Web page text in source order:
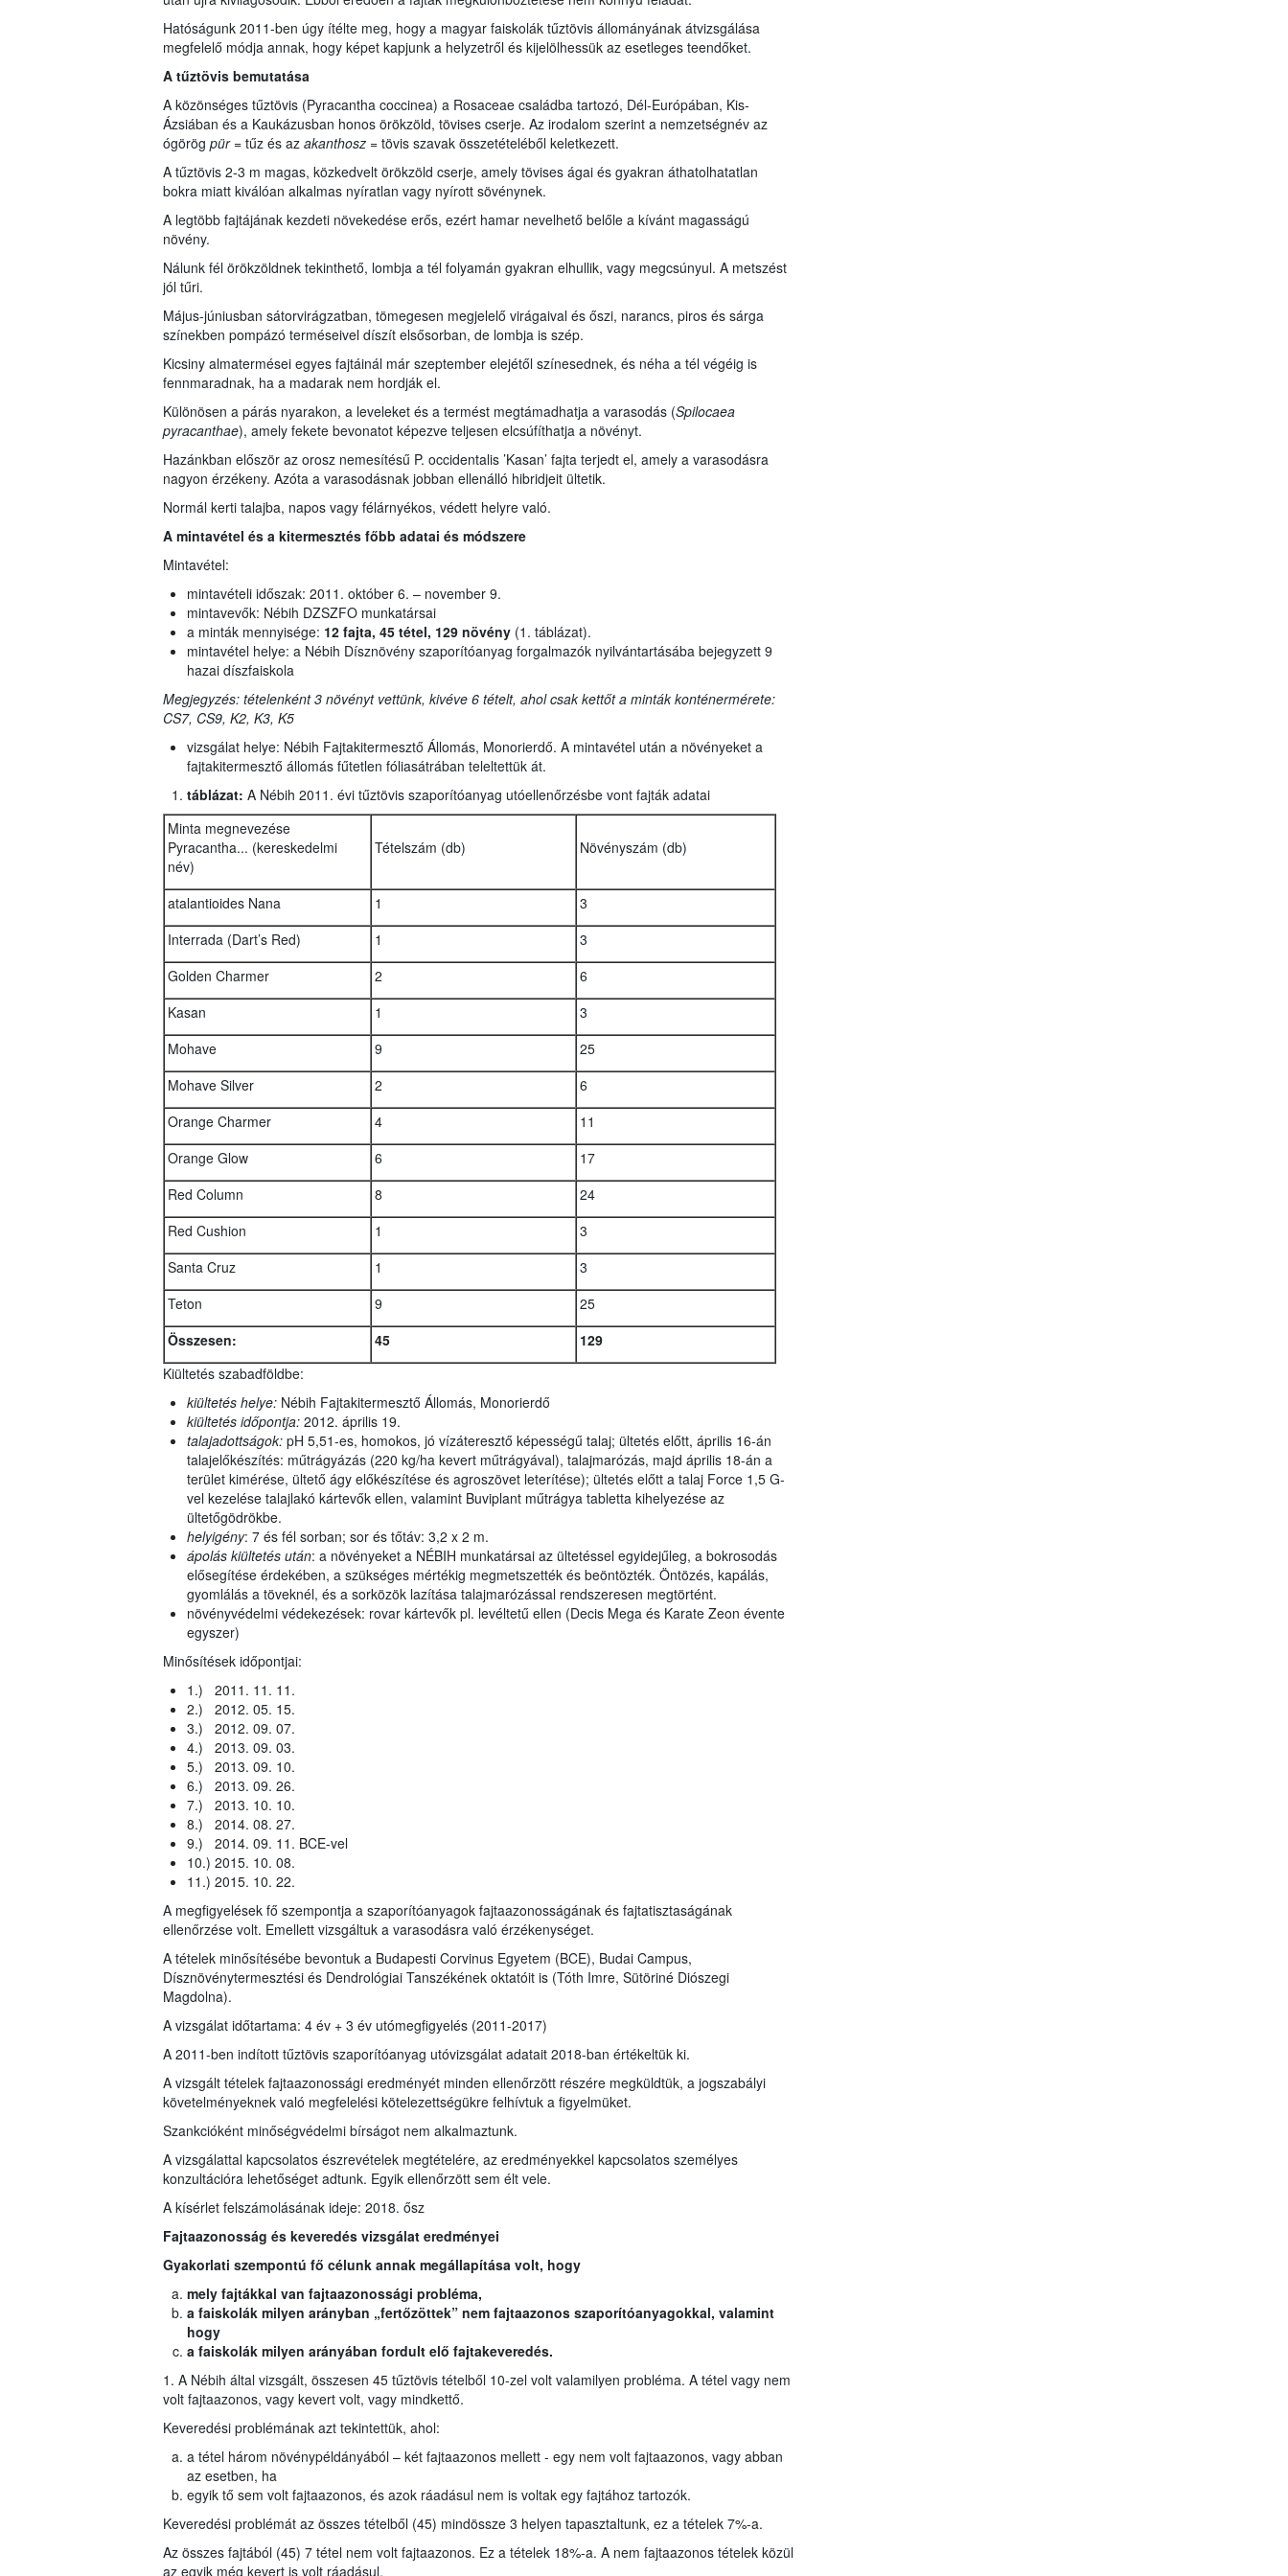
Hatóságunk 2011-ben úgy ítélte meg, hogy a magyar faiskolák tűztövis állományának átvizsgálása
megfelelő módja annak, hogy képet kapjunk a helyzetről és kijelölhessük az esetleges teendőket.
A tűztövis bemutatása
A közönséges tűztövis (Pyracantha coccinea) a Rosaceae családba tartozó, Dél-Európában, Kis-
Ázsiában és a Kaukázusban honos örökzöld, tövises cserje. Az irodalom szerint a nemzetségnév az
ógörög pür= tűz és az akanthosz= tövis szavak összetételéből keletkezett.
A tűztövis 2-3 m magas, közkedvelt örökzöld cserje, amely tövises ágai és gyakran áthatolhatatlan
bokra miatt kiválóan alkalmas nyíratlan vagy nyírott sövénynek.
A legtöbb fajtájának kezdeti növekedése erős, ezért hamar nevelhető belőle a kívánt magasságú
növény.
Nálunk fél örökzöldnek tekinthető, lombja a tél folyamán gyakran elhullik, vagy megcsúnyul. A metszést
jól tűri.
Május-júniusban sátorvirágzatban, tömegesen megjelelő virágaival és őszi, narancs, piros és sárga
színekben pompázó terméseivel díszít elsősorban, de lombja is szép.
Kicsiny almatermései egyes fajtáinál már szeptember elejétől színesednek, és néha a tél végéig is
fennmaradnak, ha a madarak nem hordják el.
Különösen a párás nyarakon, a leveleket és a termést megtámadhatja a varasodás (Spilocaea
pyracanthae), amely fekete bevonatot képezve teljesen elcsúfíthatja a növényt.
Hazánkban először az orosz nemesítésű P. occidentalis ’Kasan’ fajta terjedt el, amely a varasodásra
nagyon érzékeny. Azóta a varasodásnak jobban ellenálló hibridjeit ültetik.
Normál kerti talajba, napos vagy félárnyékos, védett helyre való.
A mintavétel és a kitermesztés főbb adatai és módszere
Mintavétel:
mintavételi időszak: 2011. október 6. – november 9.
mintavevők: Nébih DZSZFO munkatársai
a minták mennyisége: 12 fajta, 45 tétel, 129 növény(1. táblázat).
mintavétel helye: a Nébih Dísznövény szaporítóanyag forgalmazók nyilvántartásába bejegyzett 9
hazai díszfaiskola
Megjegyzés: tételenként 3 növényt vettünk, kivéve 6 tételt, ahol csak kettőt a minták konténermérete:
CS7, CS9, K2, K3, K5
vizsgálat helye: Nébih Fajtakitermesztő Állomás, Monorierdő. A mintavétel után a növényeket a
fajtakitermesztő állomás fűtetlen fóliasátrában teleltettük át.
táblázat: A Nébih 2011. évi tűztövis szaporítóanyag utóellenőrzésbe vont fajták adatai
Minta megnevezése
Pyracantha... (kereskedelmi
név)
Tételszám (db) Növényszám (db)
atalantioides Nana 1
3
Interrada (Dart’s Red)
1
3
Golden Charmer
2
6
Kasan
1
3
Mohave
9
25
Mohave Silver
2
6
Orange Charmer
4
11
Orange Glow
6
17
Red Column
8
24
Red Cushion
1
3
Santa Cruz
1
3
Teton
9
25
Összesen:
45
129
Kiültetés szabadföldbe:
kiültetés helye: Nébih Fajtakitermesztő Állomás, Monorierdő
kiültetés időpontja: 2012. április 19.
talajadottságok:pH 5,51-es, homokos, jó vízáteresztő képességű talaj; ültetés előtt, április 16-án
talajelőkészítés: műtrágyázás (220 kg/ha kevert műtrágyával), talajmarózás, majd április 18-án a
terület kimérése, ültető ágy előkészítése és agroszövet leterítése); ültetés előtt a talaj Force 1,5 G-
vel kezelése talajlakó kártevők ellen, valamint Buviplant műtrágya tabletta kihelyezése az
ültetőgödrökbe.
helyigény: 7 és fél sorban; sor és tőtáv: 3,2 x 2 m.
ápolás kiültetés után: a növényeket a NÉBIH munkatársai az ültetéssel egyidejűleg, a bokrosodás
elősegítése érdekében, a szükséges mértékig megmetszették és beöntözték. Öntözés, kapálás,
gyomlálás a töveknél, és a sorközök lazítása talajmarózással rendszeresen megtörtént.
növényvédelmi védekezések: rovar kártevők pl. levéltetű ellen (Decis Mega és Karate Zeon évente
egyszer)
Minősítések időpontjai:
1.) 2011. 11. 11.
2.) 2012. 05. 15.
3.) 2012. 09. 07.
4.) 2013. 09. 03.
5.) 2013. 09. 10.
6.) 2013. 09. 26.
7.) 2013. 10. 10.
8.) 2014. 08. 27.
9.) 2014. 09. 11. BCE-vel
10.) 2015. 10. 08.
11.) 2015. 10. 22.
A megfigyelések fő szempontja a szaporítóanyagok fajtaazonosságának és fajtatisztaságának
ellenőrzése volt. Emellett vizsgáltuk a varasodásra való érzékenységet.
A tételek minősítésébe bevontuk a Budapesti Corvinus Egyetem (BCE), Budai Campus,
Dísznövénytermesztési és Dendrológiai Tanszékének oktatóit is (Tóth Imre, Sütöriné Diószegi
Magdolna).
A vizsgálat időtartama: 4 év + 3 év utómegfigyelés (2011-2017)
A 2011-ben indított tűztövis szaporítóanyag utóvizsgálat adatait 2018-ban értékeltük ki.
A vizsgált tételek fajtaazonossági eredményét minden ellenőrzött részére megküldtük, a jogszabályi
követelményeknek való megfelelési kötelezettségükre felhívtuk a figyelmüket.
Szankcióként minőségvédelmi bírságot nem alkalmaztunk.
A vizsgálattal kapcsolatos észrevételek megtételére, az eredményekkel kapcsolatos személyes
konzultációra lehetőséget adtunk. Egyik ellenőrzött sem élt vele.
A kísérlet felszámolásának ideje: 2018. ősz
Fajtaazonosság és keveredés vizsgálat eredményei
Gyakorlati szempontú fő célunk annak megállapítása volt, hogy
mely fajtákkal van fajtaazonossági probléma,
a faiskolák milyen arányban „fertőzöttek” nem fajtaazonos szaporítóanyagokkal, valamint
hogy
a faiskolák milyen arányában fordult elő fajtakeveredés.
1. A Nébih által vizsgált, összesen 45 tűztövis tételből 10-zel volt valamilyen probléma. A tétel vagy nem
volt fajtaazonos, vagy kevert volt, vagy mindkettő.
Keveredési problémának azt tekintettük, ahol:
a tétel három növénypéldányából – két fajtaazonos mellett - egy nem volt fajtaazonos, vagy abban
az esetben, ha
egyik tő sem volt fajtaazonos, és azok ráadásul nem is voltak egy fajtához tartozók.
Keveredési problémát az összes tételből (45) mindössze 3 helyen tapasztaltunk, ez a tételek 7%-a.
Az összes fajtából (45) 7 tétel nem volt fajtaazonos. Ez a tételek 18%-a. A nem fajtaazonos tételek közül
az egyik még kevert is volt ráadásul.